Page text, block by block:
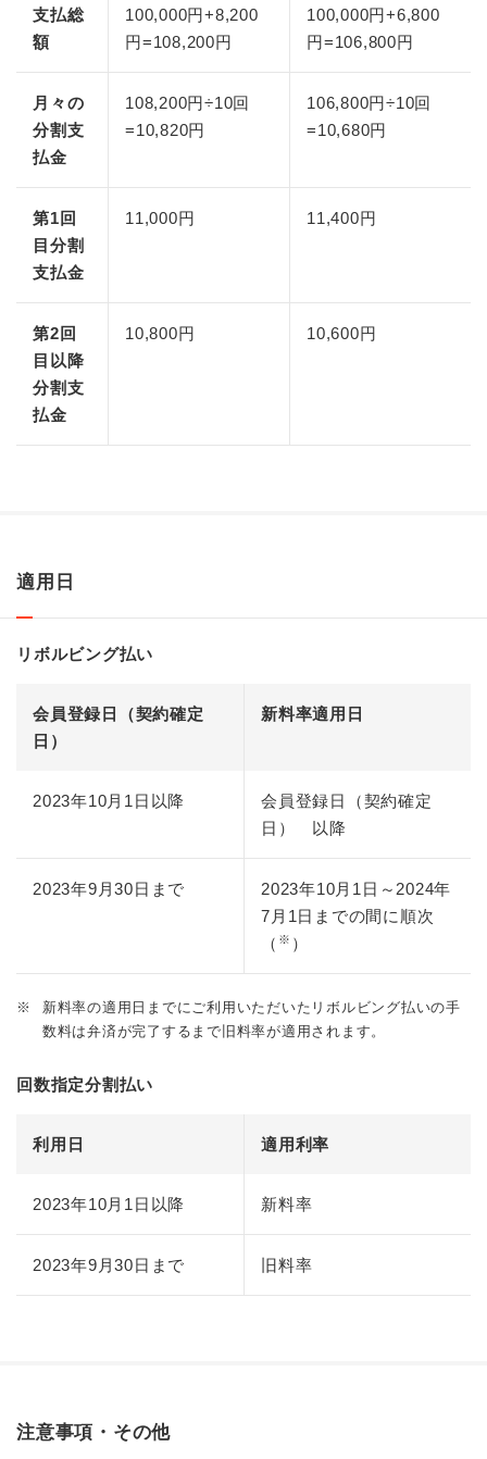
支払総
額
100,000円+8,200
円=108,200円
100,000円+6,800
円=106,800円
月々の
分割支
払金
108,200円÷10回
=10,820円
106,800円÷10回
=10,680円
第1回
目分割
支払金
11,000円 11,400円
第2回
目以降
分割支
払金
10,800円 10,600円
適用日
リボルビング払い
会員登録日（契約確定
日）
新料率適用日
2023年10月1日以降
会員登録日（契約確定
日） 以降
2023年9月30日まで
2023年10月1日～2024年
7月1日までの間に順次
（ ※ ）
※
新料率の適用日までにご利用いただいたリボルビング払いの手
数料は弁済が完了するまで旧料率が適用されます。
回数指定分割払い
利用日 適用利率
2023年10月1日以降 新料率
2023年9月30日まで 旧料率
注意事項・その他